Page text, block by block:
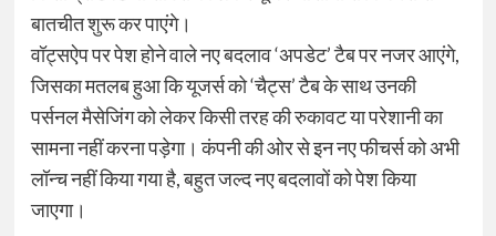
बातचीत शुरू कर पाएंगे।
वॉट्सऐप पर पेश होने वाले नए बदलाव ‘अपडेट’ टैब पर नजर आएंगे,
जिसका मतलब हुआ कि यूजर्स को ‘चैट्स’ टैब के साथ उनकी
पर्सनल मैसेजिंग को लेकर किसी तरह की रुकावट या परेशानी का
सामना नहीं करना पड़ेगा। कंपनी की ओर से इन नए फीचर्स को अभी
लॉन्च नहीं किया गया है, बहुत जल्द नए बदलावों को पेश किया
जाएगा।